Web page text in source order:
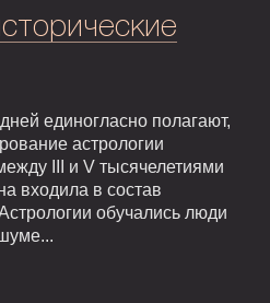
единогласно полагают,
астрологии
III и V тысячелетиями
входила в состав
обучались люди